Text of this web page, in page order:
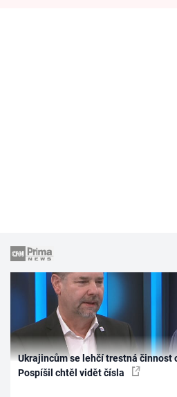
Ukrajincům se lehčí trestná činnost
Pospíšil chtěl vidět čísla